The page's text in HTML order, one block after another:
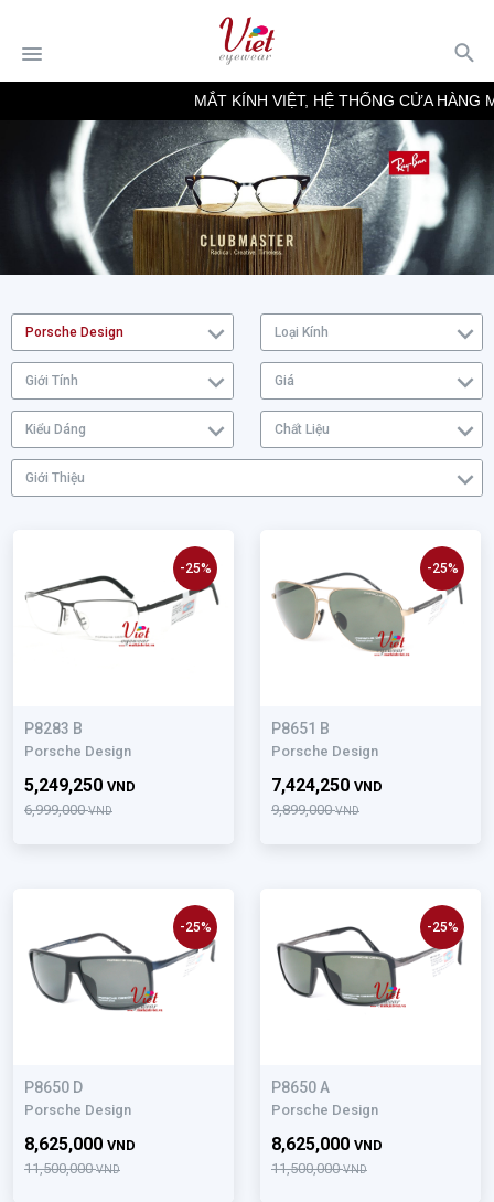
MẮT KÍNH VIỆT, HỆ THỐNG CỬA HÀNG
Porsche Design Loại Kính
Giới Tính Giá
Kiểu Dáng Chất Liệu
Giới Thiệu
P8283 B
Porsche Design
6,999,000VND
5,249,250 VND
-25%
P8651 B
Porsche Design
9,899,000VND
7,424,250 VND
-25%
P8650 D
Porsche Design
11,500,000VND
8,625,000 VND
-25%
P8650 A
Porsche Design
11,500,000VND
8,625,000 VND
-25%